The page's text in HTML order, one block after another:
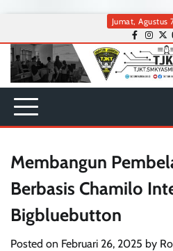
content
Jumat, Agustus
facebook
Membangun
Berbasis Chamilo
Bigbluebutton
Posted on Februari 26, 2025 by